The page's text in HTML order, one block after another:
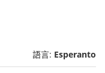
語言: Esperanto